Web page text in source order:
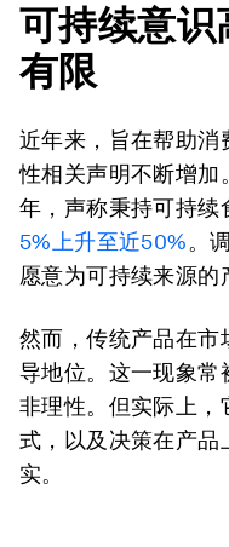
可持续意识
有限
近年来，旨在帮助消
性相关声明不断增
年，声称秉持可持续
5%上升至近50%。
愿意为可持续来源的
然而，传统产品在市
导地位。这一现象常
非理性。但实际上，
式，以及决策在产品
实。